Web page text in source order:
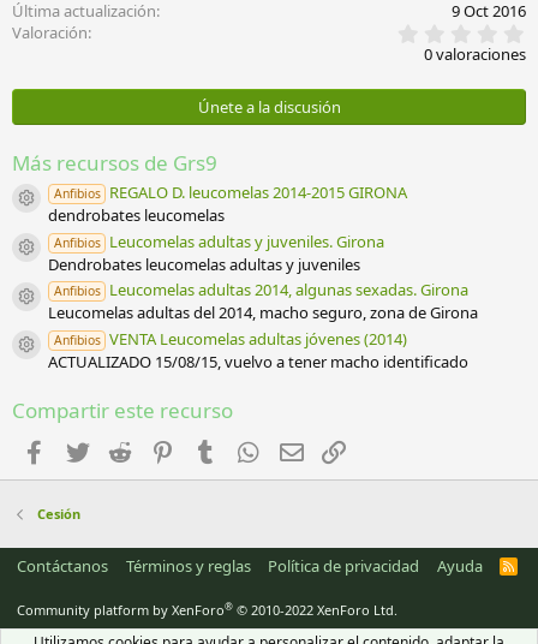
Última actualización
9 Oct 2016
Valoración
,
0
s
0 valoraciones
Únete a la discusión
Más recursos de Grs9
Icono del recurso
Anfibios REGALO D. leucomelas 2014-2015 GIRONA
dendrobates leucomelas
Icono del recurso
Anfibios Leucomelas adultas y juveniles. Girona
Dendrobates leucomelas adultas y juveniles
Icono del recurso
Anfibios Leucomelas adultas 2014, algunas sexadas. Girona
Leucomelas adultas del 2014, macho seguro, zona de Girona
Icono del recurso
Anfibios VENTA Leucomelas adultas jóvenes (2014)
ACTUALIZADO 15/08/15, vuelvo a tener macho identificado
Compartir este recurso
Facebook
Twitter Reddit PinterestTumblr WhatsApp
Email
Cesión
Contáctanos Términos y reglas Política de privacidad Ayuda
R
Community platform by XenForo® © 2010-2022 XenForo Ltd.